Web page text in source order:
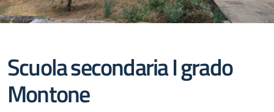
Scuola secondaria I grado
Montone